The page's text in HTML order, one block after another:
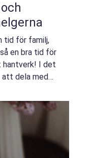
tid för familj,
en bra tid för
I det
att dela med